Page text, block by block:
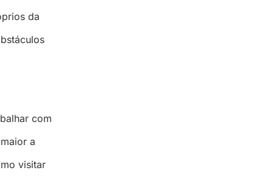
da
com
a
visitar